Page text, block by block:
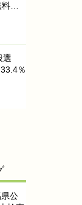
…
選
％
県公